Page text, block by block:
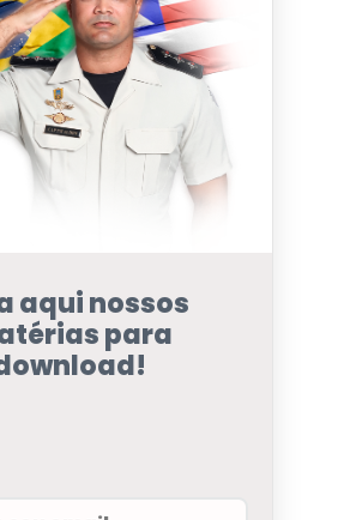
aqui nossos
para